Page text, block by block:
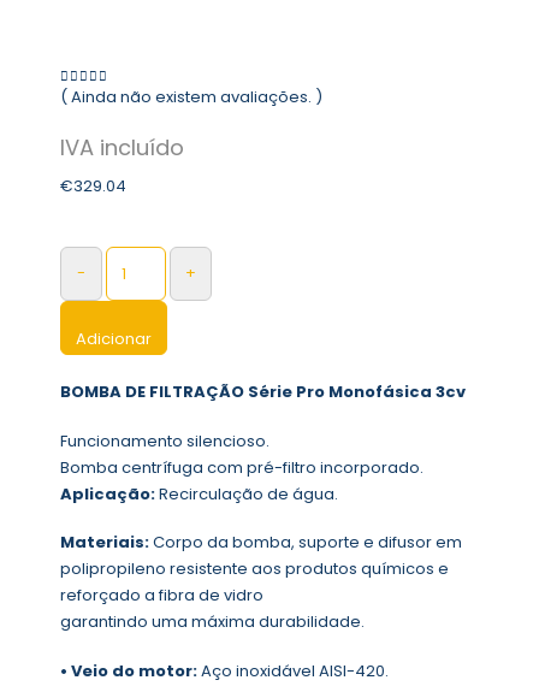
0 out of 5
( Ainda não existem avaliações. )
€329.04
- +
Adicionar
BOMBA DE FILTRAÇÃO Série Pro Monofásica 3cv
Funcionamento silencioso.
Bomba centrífuga com pré-filtro incorporado.
Aplicação:Recirculação de água.
Materiais:Corpo da bomba, suporte e difusor em
polipropileno resistente aos produtos químicos e
reforçado a fibra de vidro
garantindo uma máxima durabilidade.
• Veio do motor:Aço inoxidável AISI-420.